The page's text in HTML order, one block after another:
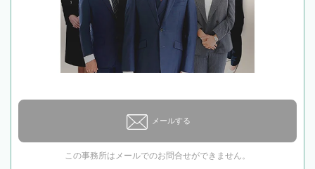
メールする
この事務所はメールでのお問合せができません。